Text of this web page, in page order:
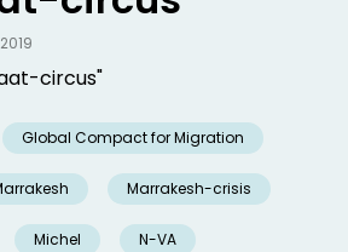
circus"
Global Compact for Migration
Marrakesh-crisis
Michel N-VA